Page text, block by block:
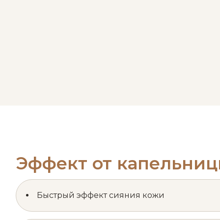
Эффект от
Быстрый эффект сияния кожи